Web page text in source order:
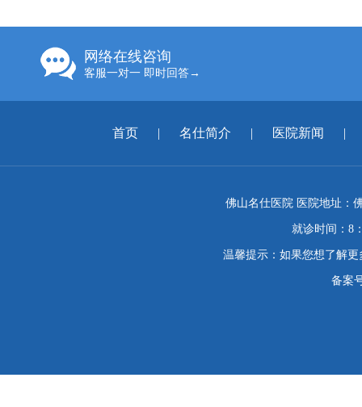
网络在线咨询
客服一对一 即时回答→
首页 | 名仕简介 | 医院新闻 |
佛山名仕医院 医院地址：
就诊时间：8
温馨提示：如果您想了解
备案